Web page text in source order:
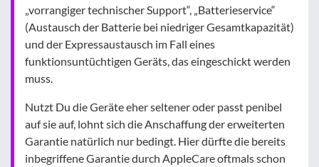
„vorrangiger technischer Support“, „Batterieservice“
(Austausch der Batterie bei niedriger Gesamtkapazität)
und der Expressaustausch im Fall eines
funktionsuntüchtigen Geräts, das eingeschickt werden
muss.
Nutzt Du die Geräte eher seltener oder passt penibel
auf sie auf, lohnt sich die Anschaffung der erweiterten
Garantie natürlich nur bedingt. Hier dürfte die bereits
inbegriffene Garantie durch AppleCare oftmals schon